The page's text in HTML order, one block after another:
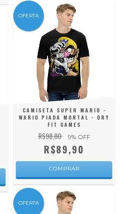
OFERTA
CAMISETA SUPER MARIO -
WARIO PIADA MORTAL - DRY
FIT GAMES
R$98,80 9% OFF
R$89,90
COMPRAR
OFERTA